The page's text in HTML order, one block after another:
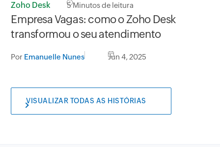
Zoho Desk 5Minutos de leitura
Empresa Vagas: como o Zoho Desk
transformou o seu atendimento
Por Emanuelle Nunes Jun 4, 2025
VISUALIZAR TODAS AS HISTÓRIAS